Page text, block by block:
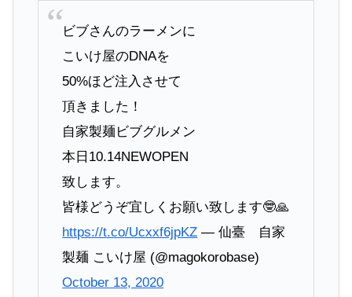
ビブさんのラーメンに
こいけ屋のDNAを
50%ほど注入させて
頂きました！
自家製麺ビブグルメン
本日10.14NEWOPEN
致します。
皆様どうぞ宜しくお願い致します🤓🙏
https://t.co/Ucxxf6jpKZ — 仙臺 自家
製麺 こいけ屋 (@magokorobase)
October 13, 2020